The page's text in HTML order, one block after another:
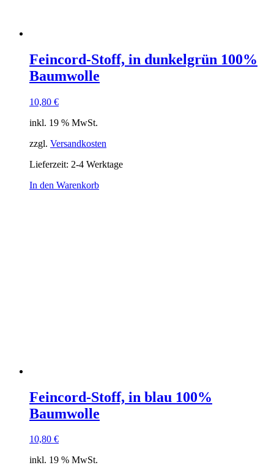
Feincord-Stoff, in dunkelgrün 100%
Baumwolle
10,80 €
inkl. 19 % MwSt.
zzgl. Versandkosten
Lieferzeit: 2-4 Werktage
In den Warenkorb
Feincord-Stoff, in blau 100%
Baumwolle
10,80 €
inkl. 19 % MwSt.